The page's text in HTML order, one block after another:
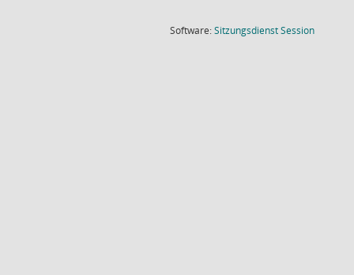
Software:SitzungsdienstSession(Wird in